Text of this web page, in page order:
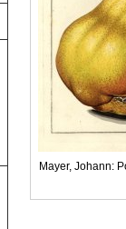
Mayer, Johann: